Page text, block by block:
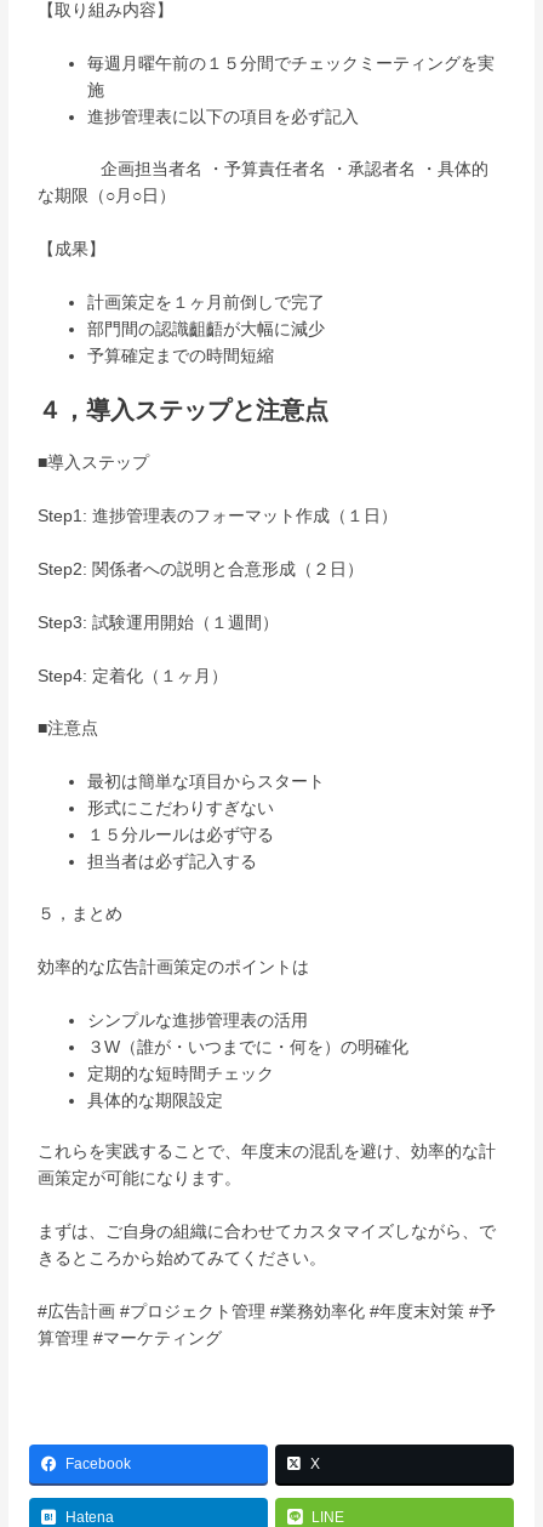
【取り組み内容】
毎週月曜午前の１５分間でチェックミーティングを実
施
進捗管理表に以下の項目を必ず記入
企画担当者名 ・予算責任者名 ・承認者名 ・具体的
な期限（○月○日）
【成果】
計画策定を１ヶ月前倒しで完了
部門間の認識齟齬が大幅に減少
予算確定までの時間短縮
４，導入ステップと注意点
■導入ステップ
Step1: 進捗管理表のフォーマット作成（１日）
Step2: 関係者への説明と合意形成（２日）
Step3: 試験運用開始（１週間）
Step4: 定着化（１ヶ月）
■注意点
最初は簡単な項目からスタート
形式にこだわりすぎない
１５分ルールは必ず守る
担当者は必ず記入する
５，まとめ
効率的な広告計画策定のポイントは
シンプルな進捗管理表の活用
３W（誰が・いつまでに・何を）の明確化
定期的な短時間チェック
具体的な期限設定
これらを実践することで、年度末の混乱を避け、効率的な計
画策定が可能になります。
まずは、ご自身の組織に合わせてカスタマイズしながら、で
きるところから始めてみてください。
#広告計画 #プロジェクト管理 #業務効率化 #年度末対策 #予
算管理 #マーケティング
Facebook X
Hatena LINE